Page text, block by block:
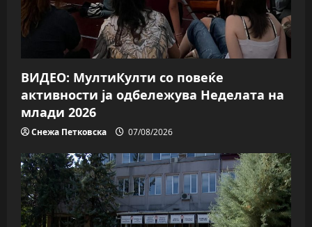
ВИДЕО: МултиКулти со повеќе
активности ја одбележува Неделата на
млади 2026
Снежа Петковска 07/08/2026